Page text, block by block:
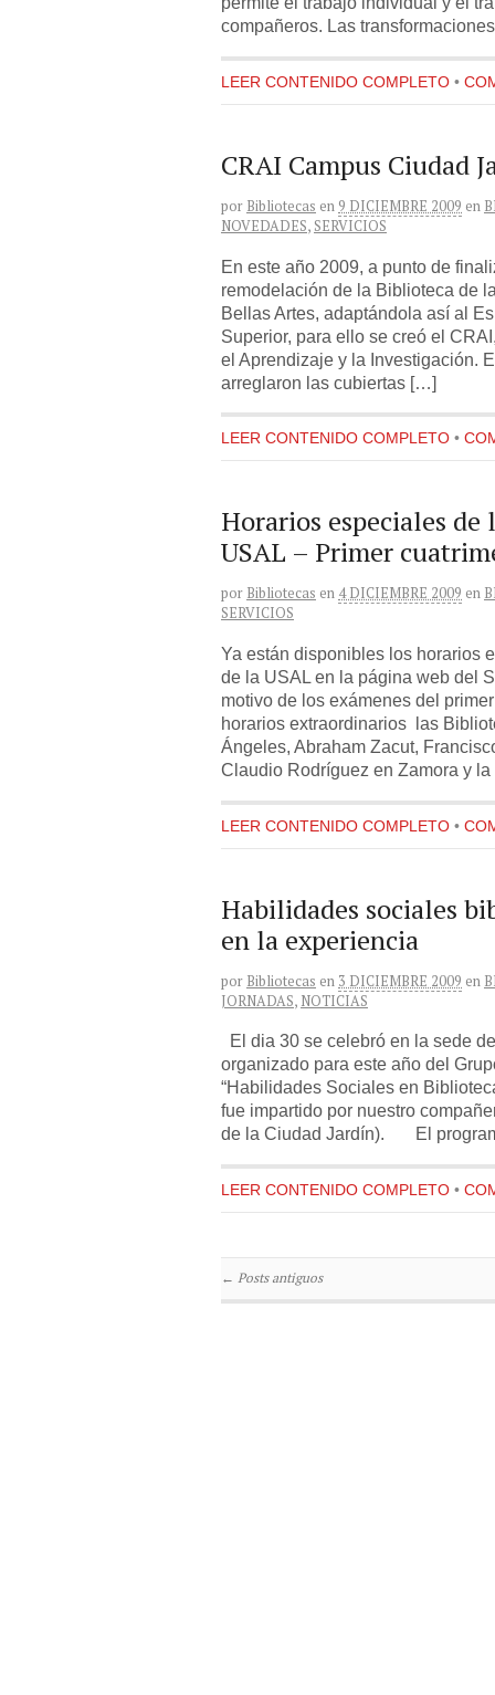
compañeros. Las
LEER CONTENIDO COMPLETO •
CRAI Campus Ciudad
por Bibliotecas en 9 DICIEMBRE 2009 en
NOVEDADES, SERVICIOS
En este año 2009, a punto de
remodelación de la Biblioteca de
Bellas Artes, adaptándola así al
Superior, para ello se creó el
el Aprendizaje y la Investigación.
arreglaron las cubiertas […]
LEER CONTENIDO COMPLETO •
Horarios especiales
USAL – Primer
por Bibliotecas en 4 DICIEMBRE 2009 en
SERVICIOS
Ya están disponibles los horarios
de la USAL en la página web del
motivo de los exámenes del
horarios extraordinarios las
Ángeles, Abraham Zacut,
Claudio Rodríguez en Zamora y
LEER CONTENIDO COMPLETO •
Habilidades sociales
en la experiencia
por Bibliotecas en 3 DICIEMBRE 2009 en
JORNADAS, NOTICIAS
El dia 30 se celebró en la sede
organizado para este año del
“Habilidades Sociales en
fue impartido por nuestro
de la Ciudad Jardín). El
LEER CONTENIDO COMPLETO •
← Posts antiguos